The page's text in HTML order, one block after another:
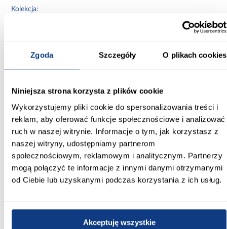
Zgoda Szczegóły O plikach cookies
Niniejsza strona korzysta z plików cookie
Wykorzystujemy pliki cookie do spersonalizowania treści i
reklam, aby oferować funkcje społecznościowe i analizować
ruch w naszej witrynie. Informacje o tym, jak korzystasz z
naszej witryny, udostępniamy partnerom
społecznościowym, reklamowym i analitycznym. Partnerzy
mogą połączyć te informacje z innymi danymi otrzymanymi
od Ciebie lub uzyskanymi podczas korzystania z ich usług.
Akceptuję wszystkie
Kolekcja:
100 % polipropylen
Zastosowanie/przenaczenie:
wszystkie pomieszczenia
Inni Klienci sprawdzali również
PORÓWNAJ PORÓWNAJ